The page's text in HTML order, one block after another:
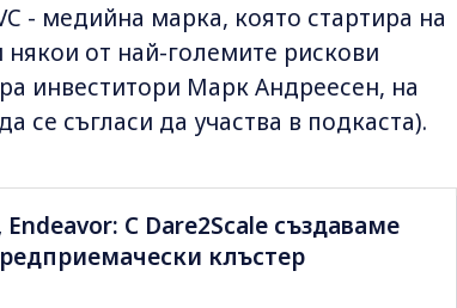
- медийна марка, която стартира на
от най-големите рискови
инвеститори Марк Андреесен, на
се съгласи да участва в подкаста).
С Dare2Scale създаваме
клъстер